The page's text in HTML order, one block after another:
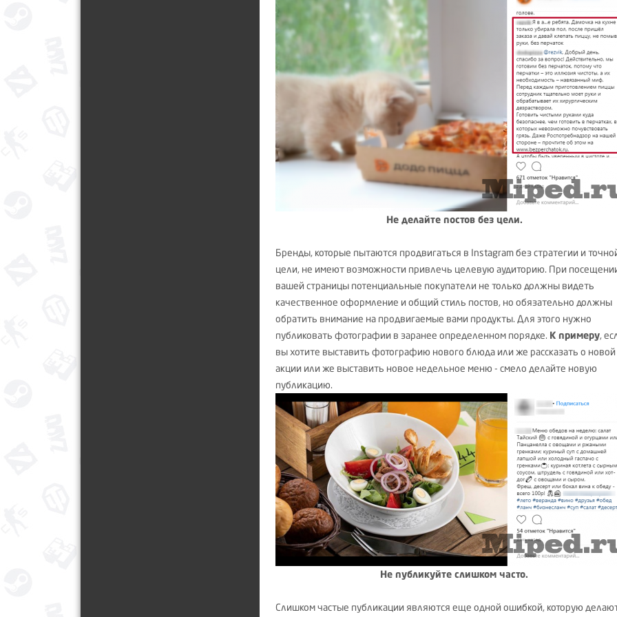
Не делайте постов без цели.
Бренды, которые пытаются продвигаться в Instagram без стратегии и
цели, не имеют возможности привлечь целевую аудиторию. При
вашей страницы потенциальные покупатели не только должны видеть
качественное оформление и общий стиль постов, но обязательно должны
обратить внимание на продвигаемые вами продукты. Для этого нужно
публиковать фотографии в заранее определенном порядке. К примеру,
вы хотите выставить фотографию нового блюда или же рассказать о новой
акции или же выставить новое недельное меню - смело делайте новую
публикацию.
Не публикуйте слишком часто.
Слишком частые публикации являются еще одной ошибкой, которую